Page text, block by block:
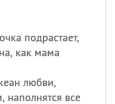
подрастает,
как мама
любви,
наполнятся все